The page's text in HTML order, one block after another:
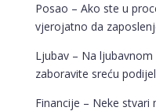
Posao – Ako ste u
vjerojatno da
Ljubav – Na
zaboravite sreću
Financije – Neke